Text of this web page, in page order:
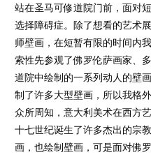
站在圣马可修道院门前，面对
选择障碍症。除了想看的艺术
师壁画，在短暂有限的时间内
索性先参观了佛罗伦萨画家、
道院中绘制的一系列动人的壁
制了许多大型壁画，所以我格
众所周知，意大利美术在西方
十七世纪诞生了许多杰出的宗
画，也绘制壁画，可是面对佛